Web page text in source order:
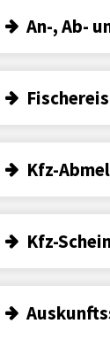
An-, Ab-
Kfz-
Kfz-